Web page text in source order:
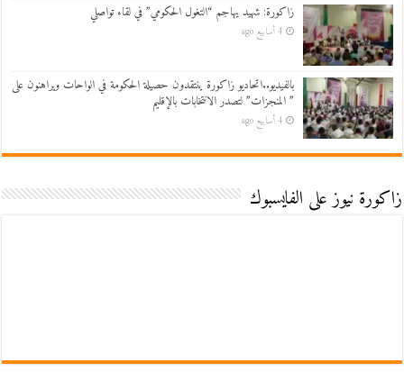
زاكورة: شهيد يهاجم “التغول الحكومي” في لقاء تواصلي
4 أسابيع ago
بالفيديو..اتحاديو زاكورة ينتقدون حصيلة الحكومة في الواحات ويراهنون على
” المنجزات” لتصدر الانتخابات بالإقليم
4 أسابيع ago
زاكورة نيوز على الفايسبوك